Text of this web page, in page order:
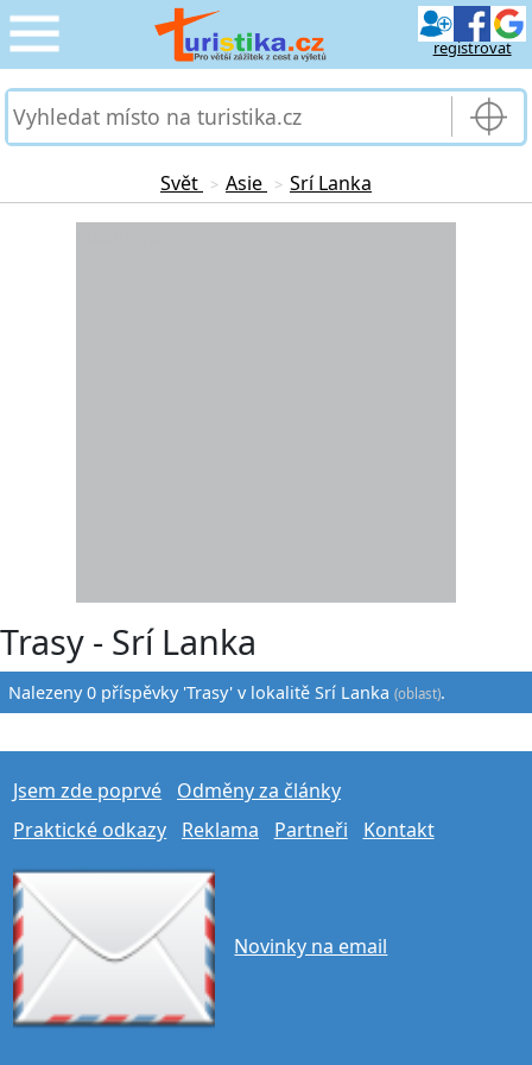
registrovat
CESTOVÁNÍ
PRO TURISTY
Svět > Asie > Srí Lanka
Trasy - Srí Lanka
Nalezeny 0 příspěvky 'Trasy' v lokalitě Srí Lanka(oblast).
Jsem zde poprvé
Odměny za články
Praktické odkazy
Reklama Partneři Kontakt
Novinky na email